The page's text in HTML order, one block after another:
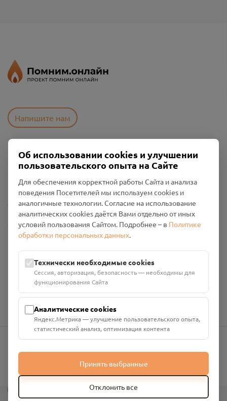
Напишите нам
Пользовательское соглашение
Политика конфиденциальности
Промо-материалы
Настройки cookies
Общество с ограниченной ответственностью «Смоленский
Проект Помним»
Юридический адрес: 216790, Смоленская область, р-н
Руднянский, г. Рудня, улица Западная, д. 26А, пом. 18
Номер счёта: 40702810901130004287 в АО "АЛЬФА-БАНК"
Кор. счёт: 30101810200000000593
info@pomnim.online
Об использовании cookies и улучшении
пользовательского опыта на Сайте
Для обеспечения корректной работы Сайта и анализа
поведения Посетителей мы используем cookies и
аналогичные технологии. Согласие на использование
аналитических cookies даётся Вами отдельно от иных
условий пользования Сайтом. Подробнее – в Политике
обработки персональных данных.
Технически необходимые cookies
Сессия, авторизация, безопасность — необходимы для
функционирования Сайта
Аналитические cookies
Яндекс.Метрика — улучшение пользовательского опыта,
статистический анализ, оптимизация контента
Принять выбранные
Отклонить все